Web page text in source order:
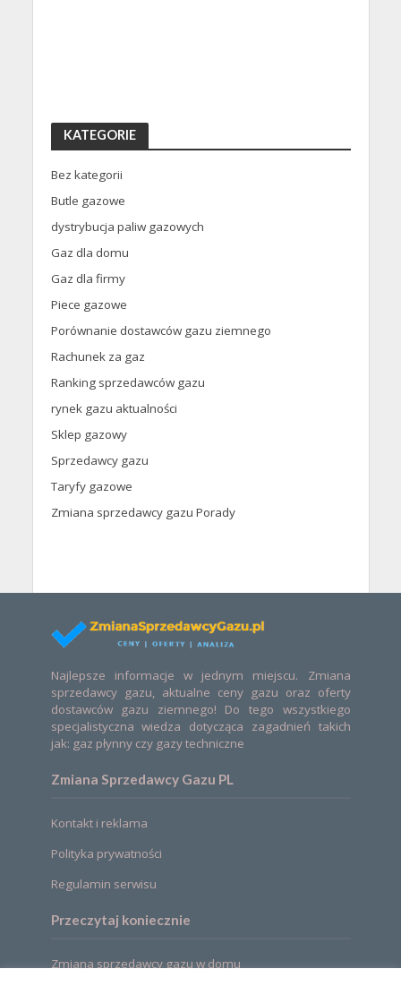
KATEGORIE
Bez kategorii
Butle gazowe
dystrybucja paliw gazowych
Gaz dla domu
Gaz dla firmy
Piece gazowe
Porównanie dostawców gazu ziemnego
Rachunek za gaz
Ranking sprzedawców gazu
rynek gazu aktualności
Sklep gazowy
Sprzedawcy gazu
Taryfy gazowe
Zmiana sprzedawcy gazu Porady
Najlepsze informacje w jednym miejscu. Zmiana
sprzedawcy gazu, aktualne ceny gazu oraz oferty
dostawców gazu ziemnego! Do tego wszystkiego
specjalistyczna wiedza dotycząca zagadnień takich
jak: gaz płynny czy gazy techniczne
Zmiana Sprzedawcy Gazu PL
Kontakt i reklama
Polityka prywatności
Regulamin serwisu
Przeczytaj koniecznie
Zmiana sprzedawcy gazu w domu